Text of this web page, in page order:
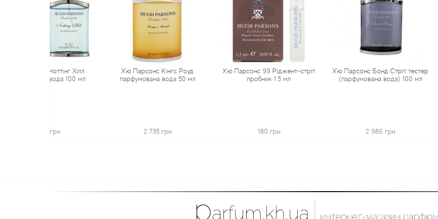
Х'ю Парсонс Кінгс Роуд
парфумована вода 50 мл
Х'ю Парсонс 99 Ріджент-стріт
пробник 1.5 мл
Х'ю Парсонс Бонд Стріт тестер
(парфумована вода) 100 мл
Х'ю